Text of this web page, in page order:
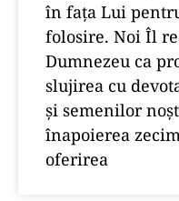
în faţa Lui
folosire. Noi Îl
Dumnezeu ca
slujirea cu
şi semenilor
înapoierea
oferirea